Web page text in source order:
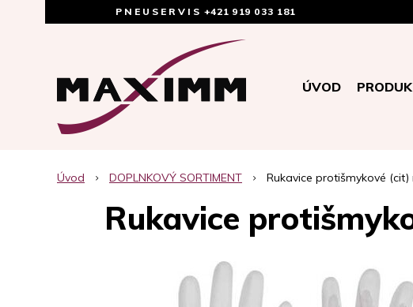
PNEUSERVIS +421 919 033 181
ÚVOD
Úvod DOPLNKOVÝ SORTIMENT Rukavice protišmykové (cit)
Rukavice